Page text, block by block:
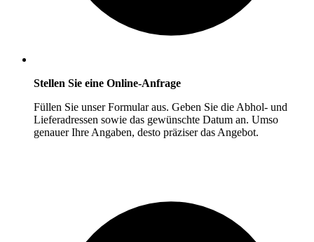
Stellen Sie eine Online-Anfrage
Füllen Sie unser Formular aus. Geben Sie die Abhol- und
Lieferadressen sowie das gewünschte Datum an. Umso
genauer Ihre Angaben, desto präziser das Angebot.